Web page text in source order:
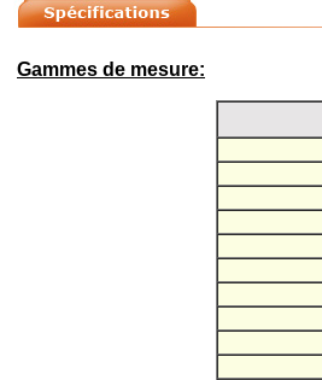
Gammes de mesure: